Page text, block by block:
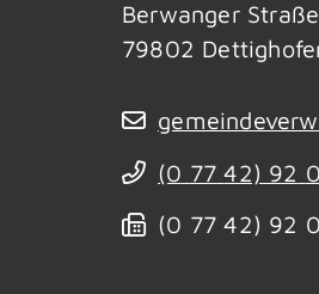
Berwanger
79802
(0 77 42) 92
(0 77 42) 92